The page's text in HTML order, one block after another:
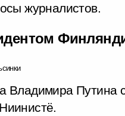
журналистов.
Владимира Путина